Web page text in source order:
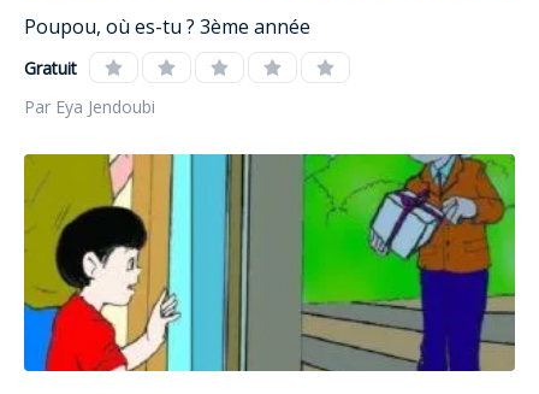
Poupou, où es-tu ? 3ème année
Gratuit
Par Eya Jendoubi